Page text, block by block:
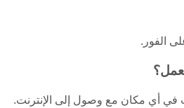
الفور.
في أي مكان مع وصول إلى الإنترنت.